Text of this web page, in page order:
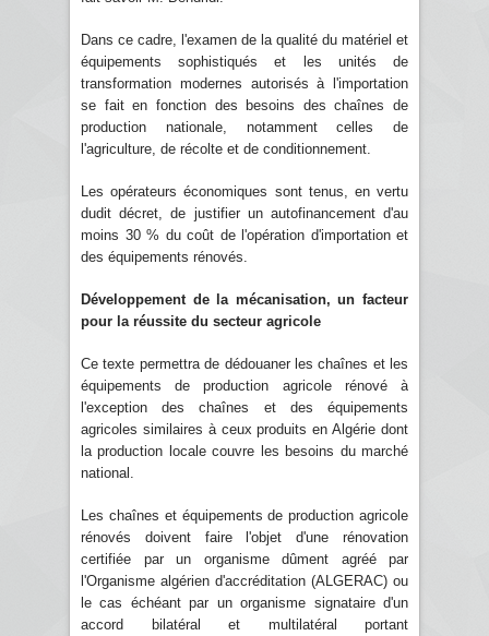
Dans ce cadre, l'examen de la qualité du matériel et
équipements sophistiqués et les unités de
transformation modernes autorisés à l'importation
se fait en fonction des besoins des chaînes de
production nationale, notamment celles de
l'agriculture, de récolte et de conditionnement.
Les opérateurs économiques sont tenus, en vertu
dudit décret, de justifier un autofinancement d'au
moins 30 % du coût de l'opération d'importation et
des équipements rénovés.
Développement de la mécanisation, un facteur
pour la réussite du secteur agricole
Ce texte permettra de dédouaner les chaînes et les
équipements de production agricole rénové à
l'exception des chaînes et des équipements
agricoles similaires à ceux produits en Algérie dont
la production locale couvre les besoins du marché
national.
Les chaînes et équipements de production agricole
rénovés doivent faire l'objet d'une rénovation
certifiée par un organisme dûment agréé par
l'Organisme algérien d'accréditation (ALGERAC) ou
le cas échéant par un organisme signataire d'un
accord bilatéral et multilatéral portant